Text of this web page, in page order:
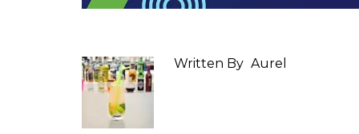
Written By Aurel